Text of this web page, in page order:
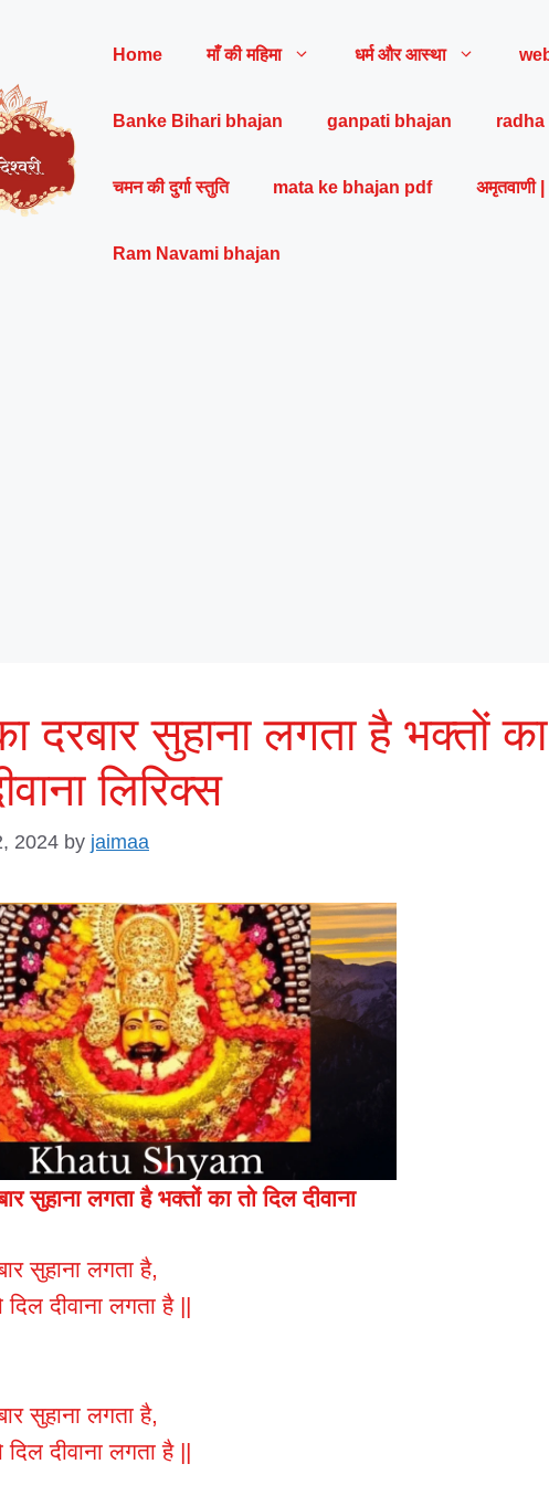
Home माँ की महिमा धर्म और आस्था
Banke Bihari bhajan ganpati bhajan radha
चमन की दुर्गा स्तुति mata ke bhajan pdf अमृतवाणी
Ram Navami bhajan
दरबार सुहाना लगता है भक्तों
लिरिक्स
2024 by jaimaa
सुहाना लगता है भक्तों का तो दिल दीवाना
सुहाना लगता है,
दिल दीवाना लगता है ||
सुहाना लगता है,
दिल दीवाना लगता है ||